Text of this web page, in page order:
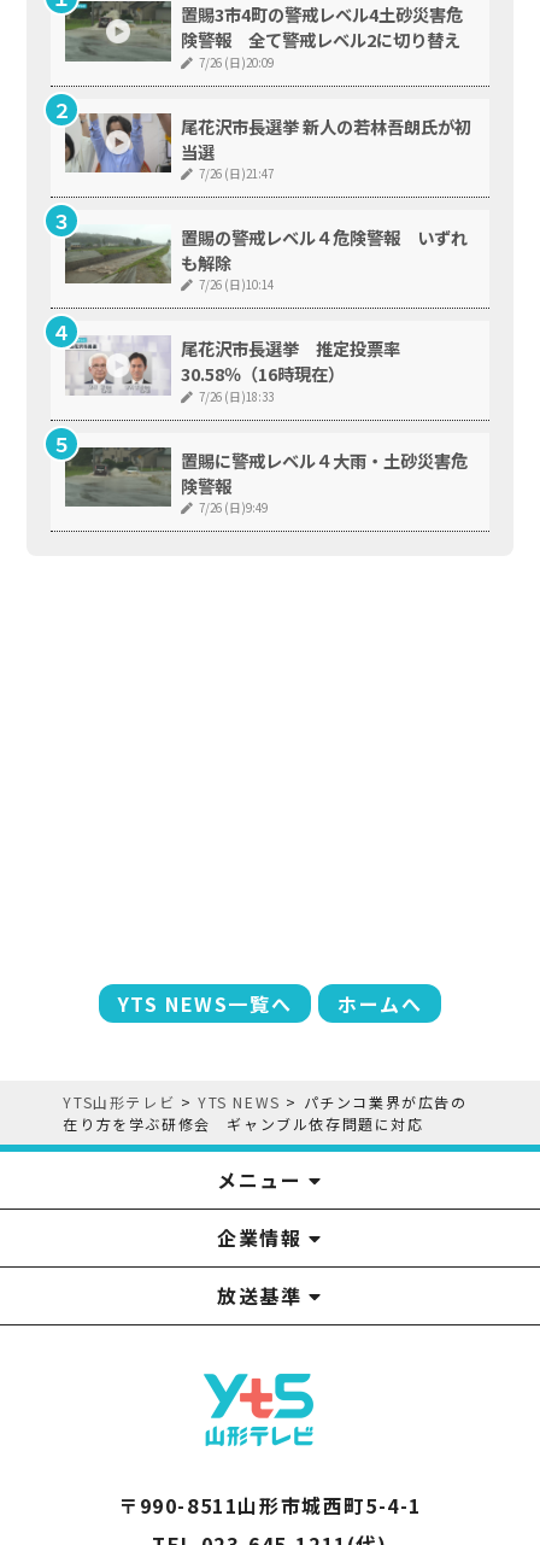
置賜3市4町の警戒レベル4土砂災害危
険警報 全て警戒レベル2に切り替え
7/26 (日)20:09
尾花沢市長選挙 新人の若林吾朗氏が初
当選
7/26 (日)21:47
置賜の警戒レベル４危険警報 いずれ
も解除
7/26 (日)10:14
尾花沢市長選挙 推定投票率
30.58％（16時現在）
7/26 (日)18:33
置賜に警戒レベル４大雨・土砂災害危
険警報
7/26 (日)9:49
YTS NEWS一覧へ ホームへ
YTS山形テレビ >YTS NEWS > パチンコ業界が広告の
在り方を学ぶ研修会 ギャンブル依存問題に対応
メニュー
YTSニュース
番組
アナウンサー
プレゼント
イベント
みるるん星人
YTS見学ツアー
番組表
お問い合わせ
企業情報
企業情報
役員構成
YTS山形テレビ SDGs 宣言
採用情報
山形テレビ人権方針
山形テレビ国民保護業務計画提出文
個人情報基本方針
情報セキュリティ基本方針
視聴データの取扱いについて
系列局一覧
中継局一覧
放送基準
〒990-8511山形市城西町5-4-1